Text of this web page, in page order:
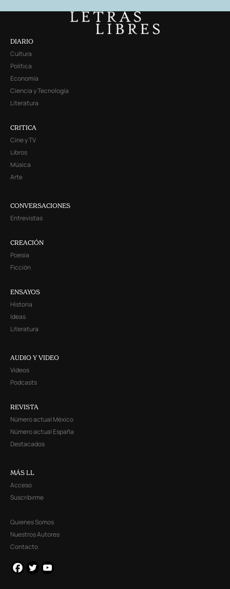
DIARIO
Cultura
Política
Economía
Ciencia y Tecnología
Literatura
CRITICA
Cine y TV
Libros
Música
Arte
CONVERSACIONES
Entrevistas
CREACIÓN
Poesía
Ficción
ENSAYOS
Historia
Ideas
Literatura
AUDIO Y VIDEO
Videos
Podcasts
REVISTA
Número actual México
Número actual España
Destacados
MÁS LL
Acceso
Suscribirme
Quienes Somos
Nuestros Autores
Contacto